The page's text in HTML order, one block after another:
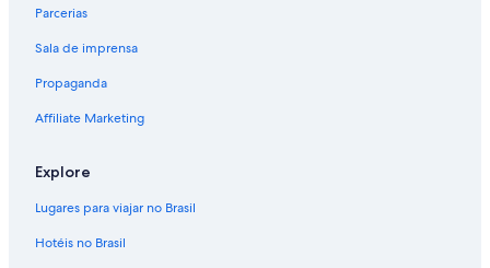
Hotéis de luxo - Kenai
Hotéis - Lazy Mountain
Hotéis - Napaskiak
Marriott Hotels & Resorts - North Pole
Pousadas (B&B) - Talkeetna
Hotéis - Wasilla
Parcerias
Sala de imprensa
Propaganda
Affiliate Marketing
Explore
Lugares para viajar no Brasil
Hotéis no Brasil